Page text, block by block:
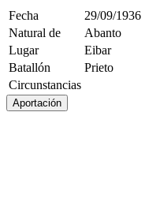
Fecha
29/09/1936
Natural de
Abanto
Lugar
Eibar
Batallón
Prieto
Circunstancias